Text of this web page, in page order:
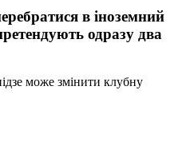
в іноземний
одразу два
може змінити клубну